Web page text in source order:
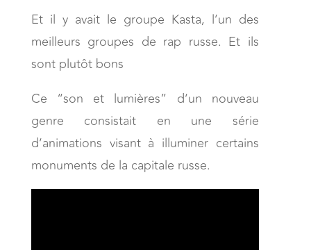
Et il y avait le groupe Kasta, l’un des
meilleurs groupes de rap russe. Et ils
sont plutôt bons
Ce “son et lumières” d’un nouveau
genre consistait en une série
d’animations visant à illuminer certains
monuments de la capitale russe.